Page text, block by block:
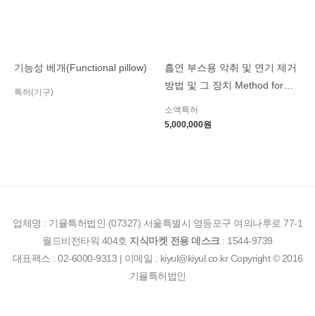
기능성 베개(Functional pillow)
특허(기구)
흡연 부스용 악취 및 연기 제거
방법 및 그 장치 Method for
smoking booths and
소액특허
5,000,000원
업체명 : 기율특허법인 (07327) 서울특별시 영등포구 여의나루로 77-1
월드비전타워 404호 지식마켓 전용 데스크: 1544-9739
대표팩스 : 02-6000-9313 | 이메일 : kiyul@kiyul.co.kr Copyright © 2016
기율특허법인